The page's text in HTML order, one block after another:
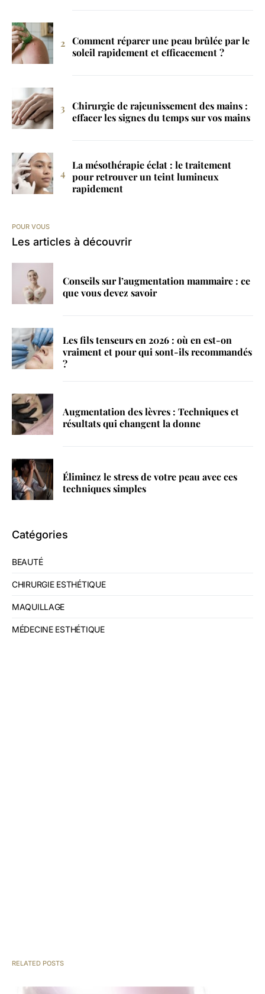
Comment réparer une peau brûlée par le
soleil rapidement et efficacement ?
Chirurgie de rajeunissement des mains :
effacer les signes du temps sur vos mains
La mésothérapie éclat : le traitement
pour retrouver un teint lumineux
rapidement
POUR VOUS
Les articles à découvrir
Conseils sur l’augmentation mammaire : ce
que vous devez savoir
Les fils tenseurs en 2026 : où en est-on
vraiment et pour qui sont-ils recommandés
?
Augmentation des lèvres : Techniques et
résultats qui changent la donne
Éliminez le stress de votre peau avec ces
techniques simples
Catégories
BEAUTÉ
CHIRURGIE ESTHÉTIQUE
MAQUILLAGE
MÉDECINE ESTHÉTIQUE
RELATED POSTS